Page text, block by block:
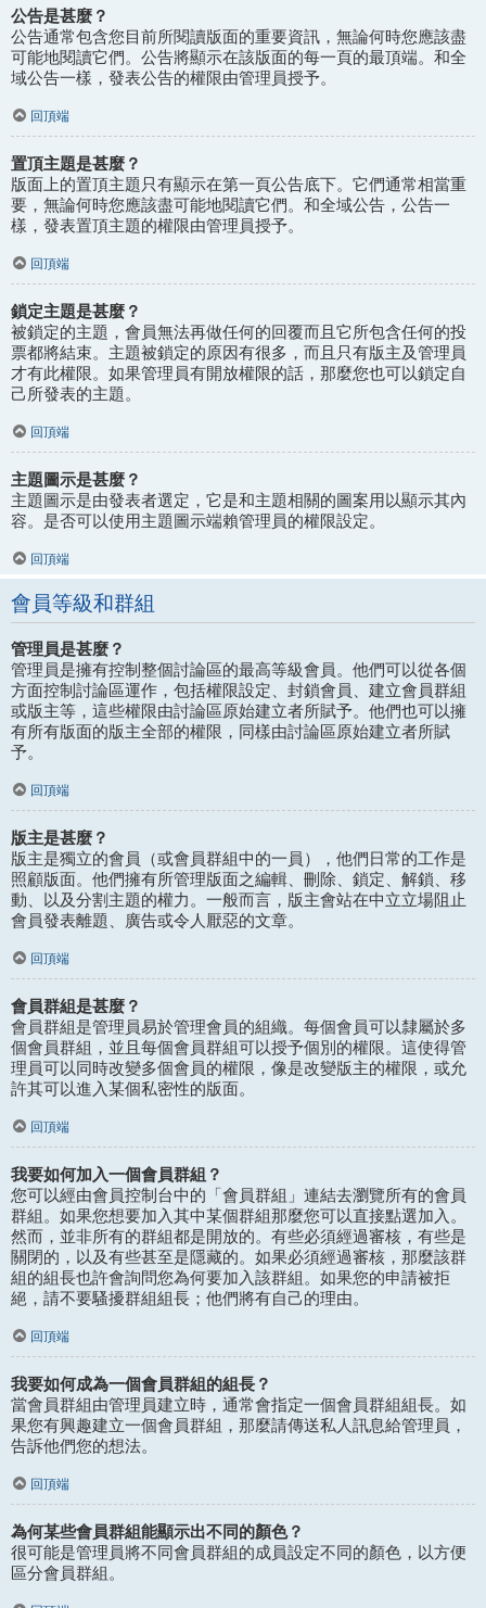
公告是甚麼？
公告通常包含您目前所閱讀版面的重要資訊，無論何時您應該盡
可能地閱讀它們。公告將顯示在該版面的每一頁的最頂端。和全
域公告一樣，發表公告的權限由管理員授予。
回頂端
置頂主題是甚麼？
版面上的置頂主題只有顯示在第一頁公告底下。它們通常相當重
要，無論何時您應該盡可能地閱讀它們。和全域公告，公告一
樣，發表置頂主題的權限由管理員授予。
回頂端
鎖定主題是甚麼？
被鎖定的主題，會員無法再做任何的回覆而且它所包含任何的投
票都將結束。主題被鎖定的原因有很多，而且只有版主及管理員
才有此權限。如果管理員有開放權限的話，那麼您也可以鎖定自
己所發表的主題。
回頂端
主題圖示是甚麼？
主題圖示是由發表者選定，它是和主題相關的圖案用以顯示其內
容。是否可以使用主題圖示端賴管理員的權限設定。
回頂端
會員等級和群組
管理員是甚麼？
管理員是擁有控制整個討論區的最高等級會員。他們可以從各個
方面控制討論區運作，包括權限設定、封鎖會員、建立會員群組
或版主等，這些權限由討論區原始建立者所賦予。他們也可以擁
有所有版面的版主全部的權限，同樣由討論區原始建立者所賦
予。
回頂端
版主是甚麼？
版主是獨立的會員（或會員群組中的一員），他們日常的工作是
照顧版面。他們擁有所管理版面之編輯、刪除、鎖定、解鎖、移
動、以及分割主題的權力。一般而言，版主會站在中立立場阻止
會員發表離題、廣告或令人厭惡的文章。
回頂端
會員群組是甚麼？
會員群組是管理員易於管理會員的組織。每個會員可以隸屬於多
個會員群組，並且每個會員群組可以授予個別的權限。這使得管
理員可以同時改變多個會員的權限，像是改變版主的權限，或允
許其可以進入某個私密性的版面。
回頂端
我要如何加入一個會員群組？
您可以經由會員控制台中的「會員群組」連結去瀏覽所有的會員
群組。如果您想要加入其中某個群組那麼您可以直接點選加入。
然而，並非所有的群組都是開放的。有些必須經過審核，有些是
關閉的，以及有些甚至是隱藏的。如果必須經過審核，那麼該群
組的組長也許會詢問您為何要加入該群組。如果您的申請被拒
絕，請不要騷擾群組組長；他們將有自己的理由。
回頂端
我要如何成為一個會員群組的組長？
當會員群組由管理員建立時，通常會指定一個會員群組組長。如
果您有興趣建立一個會員群組，那麼請傳送私人訊息給管理員，
告訴他們您的想法。
回頂端
為何某些會員群組能顯示出不同的顏色？
很可能是管理員將不同會員群組的成員設定不同的顏色，以方便
區分會員群組。